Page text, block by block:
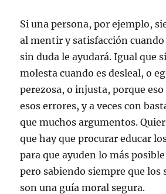
Si una persona, por ejemplo,
al mentir y satisfacción cuando
sin duda le ayudará. Igual que
molesta cuando es desleal, o
perezosa, o injusta, porque eso
esos errores, y a veces con
que muchos argumentos.
que hay que procurar educar
para que ayuden lo más
pero sabiendo siempre que
son una guía moral segura.